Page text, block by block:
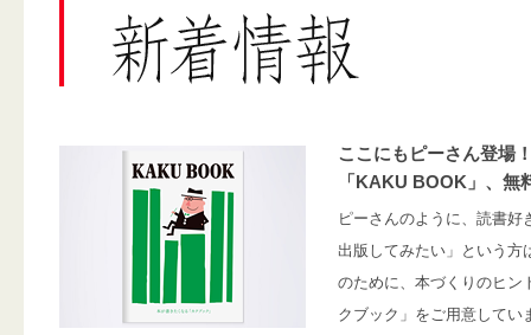
ここにもピーさん登場
「KAKU BOOK」、無
ピーさんのように、読書好
出版してみたい」という方
のために、本づくりのヒン
クブック」をご用意してい